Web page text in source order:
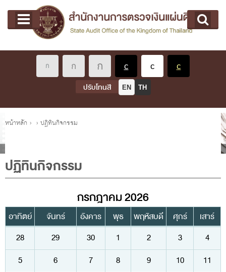
Main menu
หน้าแรก
เกี่ยวกับ คตง.
นโยบายการตรวจเงินแผ่นดิน
หลักเกณฑ์มาตรฐานเกี่ยวกับการตรวจเงินแผ่นดิน
ผู้ว่าการตรวจเงินแผ่นดิน
ประวัติสำนักงานการตรวจเงินแผ่นดิน
พรป. ว่าด้วยการตรวจเงินแผ่นดิน พ.ศ. 2561
แผนปฏิบัติราชการ ระยะ 5 ปี (พ.ศ. 2566 - 2570)
พระราชดำรัส รัชกาลที่ 9
ผู้บริหารสำนักงานการตรวจเงินแผ่นดิน
รองผู้ว่าการตรวจเงินแผ่นดิน
ปรับโทนสี EN TH
คุณอยู่ที่
หน้าหลัก › › ปฏิทินกิจกรรม
ปฏิทินกิจกรรม
กรกฎาคม 2026
อาทิตย์ จันทร์ อังคาร พุธ พฤหัสบดี ศุกร์ เสาร์
28 29 30 1 2 3
4
5
6 7 8 9 10 11